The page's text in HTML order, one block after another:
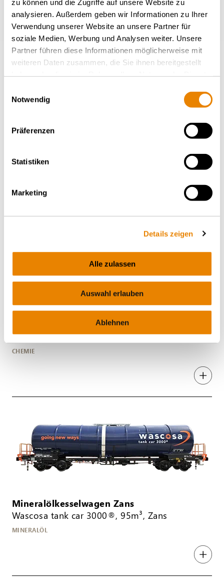
zu können und die Zugriffe auf unsere Website zu
analysieren. Außerdem geben wir Informationen zu Ihrer
Verwendung unserer Website an unsere Partner für
soziale Medien, Werbung und Analysen weiter. Unsere
Partner führen diese Informationen möglicherweise mit
weiteren Daten zusammen, die Sie ihnen bereitgestellt
Notwendig
Präferenzen
Statistiken
Marketing
Details zeigen
Alle zulassen
Auswahl erlauben
Ablehnen
Chemiekesselwagen Zans
Edelstahl, 70m³, Zans
Chemiekesselwagen Zacns
Edelstahl 70m³ , Zacns
CHEMIE
Mineralölkesselwagen Zans
Wascosa tank car 3000®, 95m³, Zans
MINERALÖL